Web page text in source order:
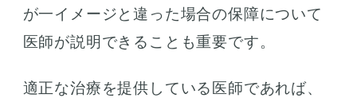
が一イメージと違った場合の保障について
医師が説明できることも重要です。
適正な治療を提供している医師であれば、